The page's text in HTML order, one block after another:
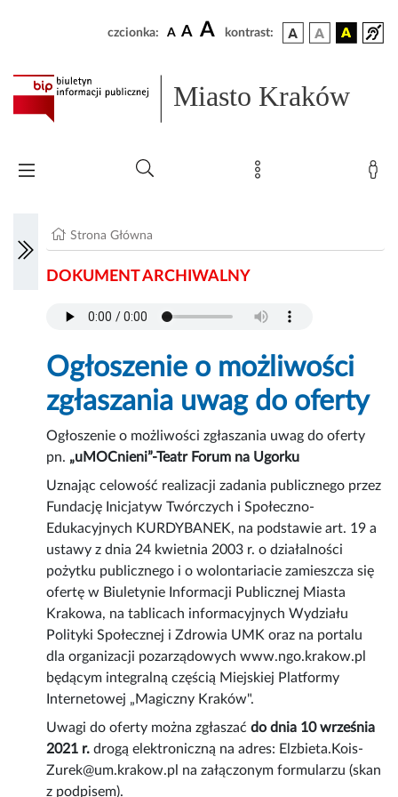
czcionka: A A A kontrast:
Miasto Kraków
Strona Główna
DOKUMENT ARCHIWALNY
Ogłoszenie o możliwości
zgłaszania uwag do oferty
Ogłoszenie o możliwości zgłaszania uwag do oferty
pn. „uMOCnieni”-Teatr Forum na Ugorku
Uznając celowość realizacji zadania publicznego przez
Fundację Inicjatyw Twórczych i Społeczno-
Edukacyjnych KURDYBANEK, na podstawie art. 19 a
ustawy z dnia 24 kwietnia 2003 r. o działalności
pożytku publicznego i o wolontariacie zamieszcza się
ofertę w Biuletynie Informacji Publicznej Miasta
Krakowa, na tablicach informacyjnych Wydziału
Polityki Społecznej i Zdrowia UMK oraz na portalu
dla organizacji pozarządowych www.ngo.krakow.pl
będącym integralną częścią Miejskiej Platformy
Internetowej „Magiczny Kraków".
Uwagi do oferty można zgłaszaćdo dnia 10 września
2021 r.drogą elektroniczną na adres: Elzbieta.Kois-
Zurek@um.krakow.pl na załączonym formularzu (skan
z podpisem).